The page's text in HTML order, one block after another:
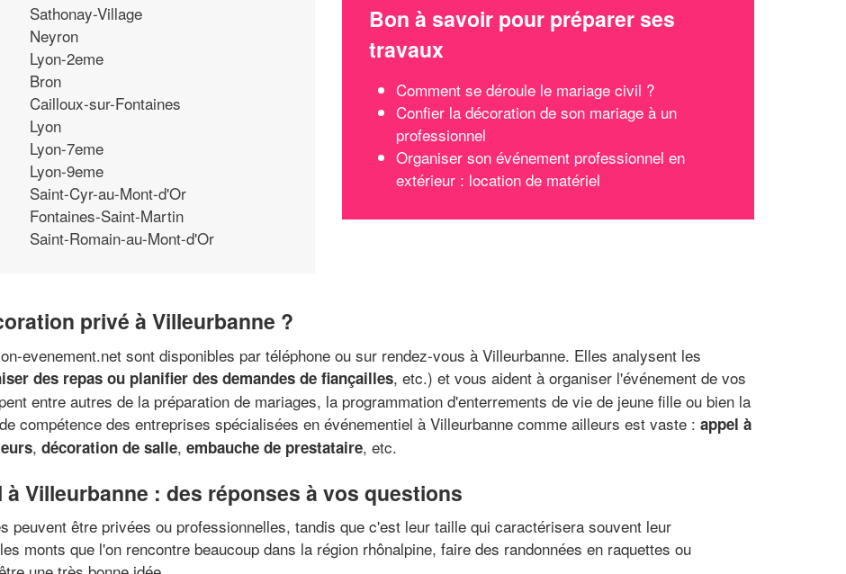
Sathonay-Village
Neyron
Lyon-2eme
Bron
Cailloux-sur-Fontaines
Lyon
Lyon-7eme
Lyon-9eme
Saint-Cyr-au-Mont-d'Or
Fontaines-Saint-Martin
Saint-Romain-au-Mont-d'Or
Bon à savoir pour préparer ses
travaux
Comment se déroule le mariage civil ?
Confier la décoration de son mariage à un
professionnel
Organiser son événement professionnel en
extérieur : location de matériel
privé à Villeurbanne ?
evenement.net sont disponibles par téléphone ou sur rendez-vous à Villeurbanne. Elles analysent les
des repas ou planifier des demandes de fiançailles, etc.) et vous aident à organiser l'événement de vos
entre autres de la préparation de mariages, la programmation d'enterrements de vie de jeune fille ou bien la
compétence des entreprises spécialisées en événementiel à Villeurbanne comme ailleurs est vaste : appel à
, décoration de salle, embauche de prestataire, etc.
Villeurbanne : des réponses à vos questions
peuvent être privées ou professionnelles, tandis que c'est leur taille qui caractérisera souvent leur
monts que l'on rencontre beaucoup dans la région rhônalpine, faire des randonnées en raquettes ou